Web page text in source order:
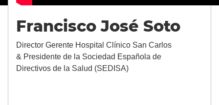
Francisco José Soto
Director Gerente Hospital Clínico San Carlos
& Presidente de la Sociedad Española de
Directivos de la Salud (SEDISA)